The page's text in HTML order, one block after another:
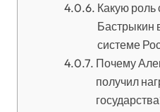
Какую роль
Бастрыкин
системе
Почему
получил